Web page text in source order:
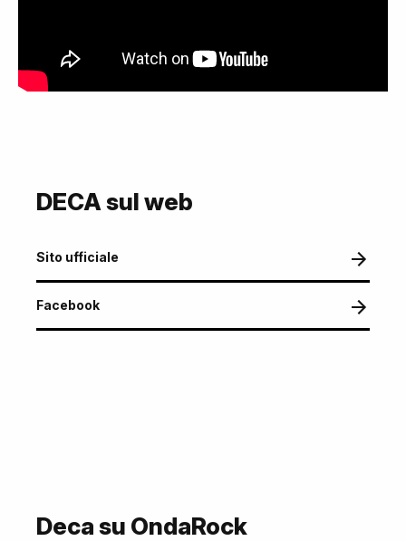
DECA sul web
Sito ufficiale
Facebook
Deca su OndaRock